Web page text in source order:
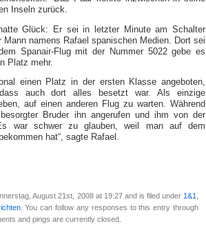
Inseln zurück.
Glück: Er sei in letzter Minute am Schalter
Mann namens Rafael spanischen Medien. Dort sei
Spanair-Flug mit der Nummer 5022 gebe es
Platz mehr.
einen Platz in der ersten Klasse angeboten,
auch dort alles besetzt war. Als einzige
auf einen anderen Flug zu warten. Während
Bruder ihn angerufen und ihm von der
war schwer zu glauben, weil man auf dem
hat“, sagte Rafael.
August 21st, 2008 at 19:27 and is filed under 1&1
. You can follow any responses to this entry through
and pings are currently closed.